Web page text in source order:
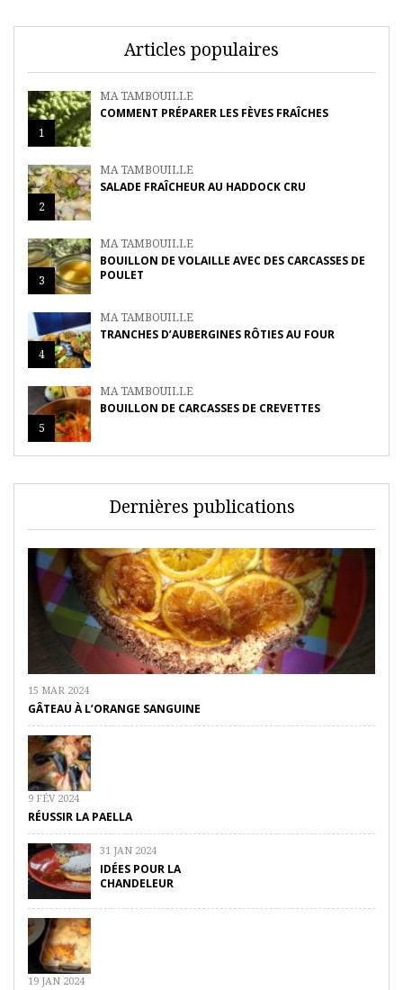
Articles populaires
1
MA TAMBOUILLE
COMMENT PRÉPARER LES FÈVES FRAÎCHES
2
MA TAMBOUILLE
SALADE FRAÎCHEUR AU HADDOCK CRU
3
MA TAMBOUILLE
BOUILLON DE VOLAILLE AVEC DES CARCASSES DE
POULET
4
MA TAMBOUILLE
TRANCHES D’AUBERGINES RÔTIES AU FOUR
5
MA TAMBOUILLE
BOUILLON DE CARCASSES DE CREVETTES
Dernières publications
15 MAR 2024
GÂTEAU À L’ORANGE SANGUINE
9 FÉV 2024
RÉUSSIR LA PAELLA
31 JAN 2024
IDÉES POUR LA
CHANDELEUR
19 JAN 2024